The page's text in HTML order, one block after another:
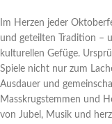
Im Herzen jeder
und geteilten Tradition –
kulturellen Gefüge.
Spiele nicht nur zum
Ausdauer und
Masskrugstemmen und
von Jubel, Musik und